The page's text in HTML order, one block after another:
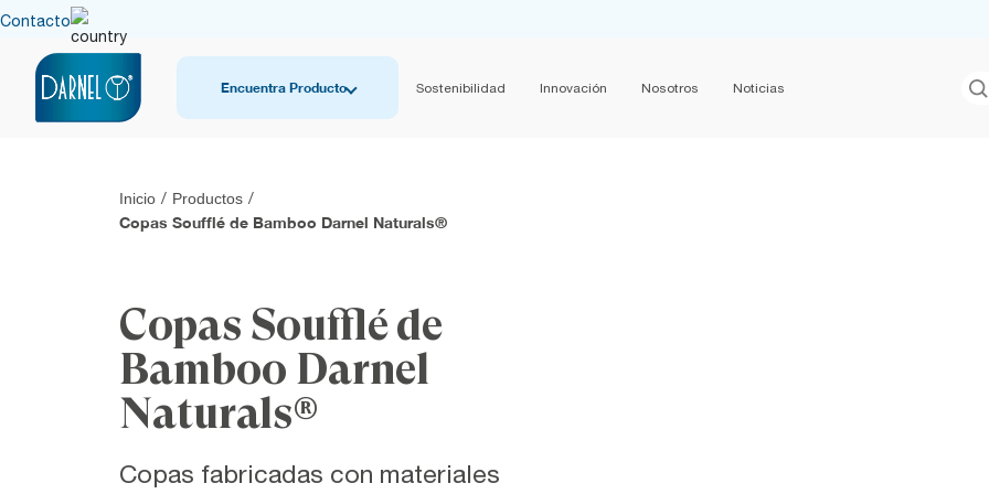
Contacto
Encuentra Producto Sostenibilidad Innovación Nosotros Noticias
Inicio / Productos /
Copas Soufflé de Bamboo Darnel Naturals®
Copas Soufflé de
Bamboo Darnel
Naturals®
Copas fabricadas con materiales